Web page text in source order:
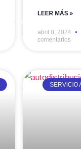
LEER MÁS »
abril 8, 2024
comentarios
SERVICIO